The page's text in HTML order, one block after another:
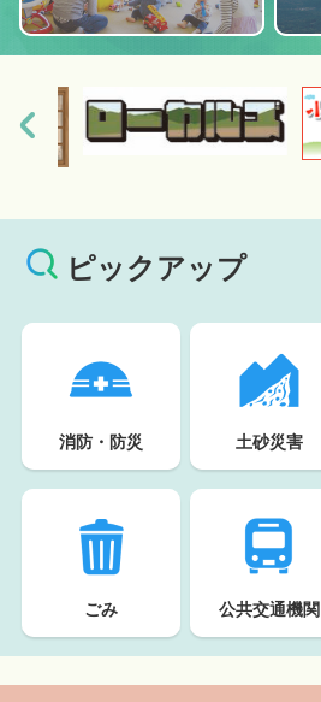
ピックアップ
消防・防災 土砂災害
ごみ 公共交通機関